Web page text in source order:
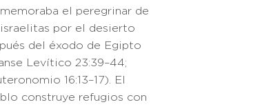
el peregrinar de
israelitas por el desierto
del éxodo de Egipto
Levítico 23:39–44;
16:13–17). El
construye refugios con